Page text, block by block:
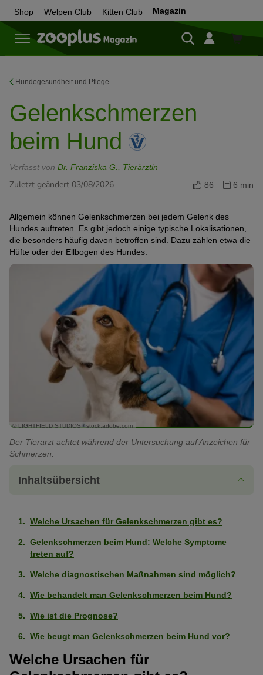
Shop Welpen Club Kitten Club Magazin
Zum
Hundegesundheit und Pflege
Gelenkschmerzen
beim Hund
Verfasst von Dr. Franziska G., Tierärztin
Zuletzt geändert 03/08/2026 86 6 min
Allgemein können Gelenkschmerzen bei jedem Gelenk des
Hundes auftreten. Es gibt jedoch einige typische Lokalisationen,
die besonders häufig davon betroffen sind. Dazu zählen etwa die
Hüfte oder der Ellbogen des Hundes.
© LIGHTFIELD STUDIOS / stock.adobe.com
Der Tierarzt achtet während der Untersuchung auf Anzeichen für
Schmerzen.
Inhaltsübersicht
Welche Ursachen für Gelenkschmerzen gibt es?
Gelenkschmerzen beim Hund: Welche Symptome
treten auf?
Welche diagnostischen Maßnahmen sind möglich?
Wie behandelt man Gelenkschmerzen beim Hund?
Wie ist die Prognose?
Wie beugt man Gelenkschmerzen beim Hund vor?
Welche Ursachen für